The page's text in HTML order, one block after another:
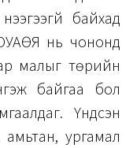
байхад
нь чононд
малыг төрийн
байгаа бол
Үндсэн
ургамал